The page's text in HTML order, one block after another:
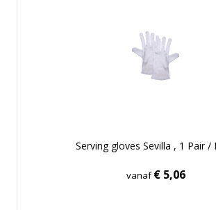
Serving gloves Sevilla , 1 Pair /
vanaf€ 5,06